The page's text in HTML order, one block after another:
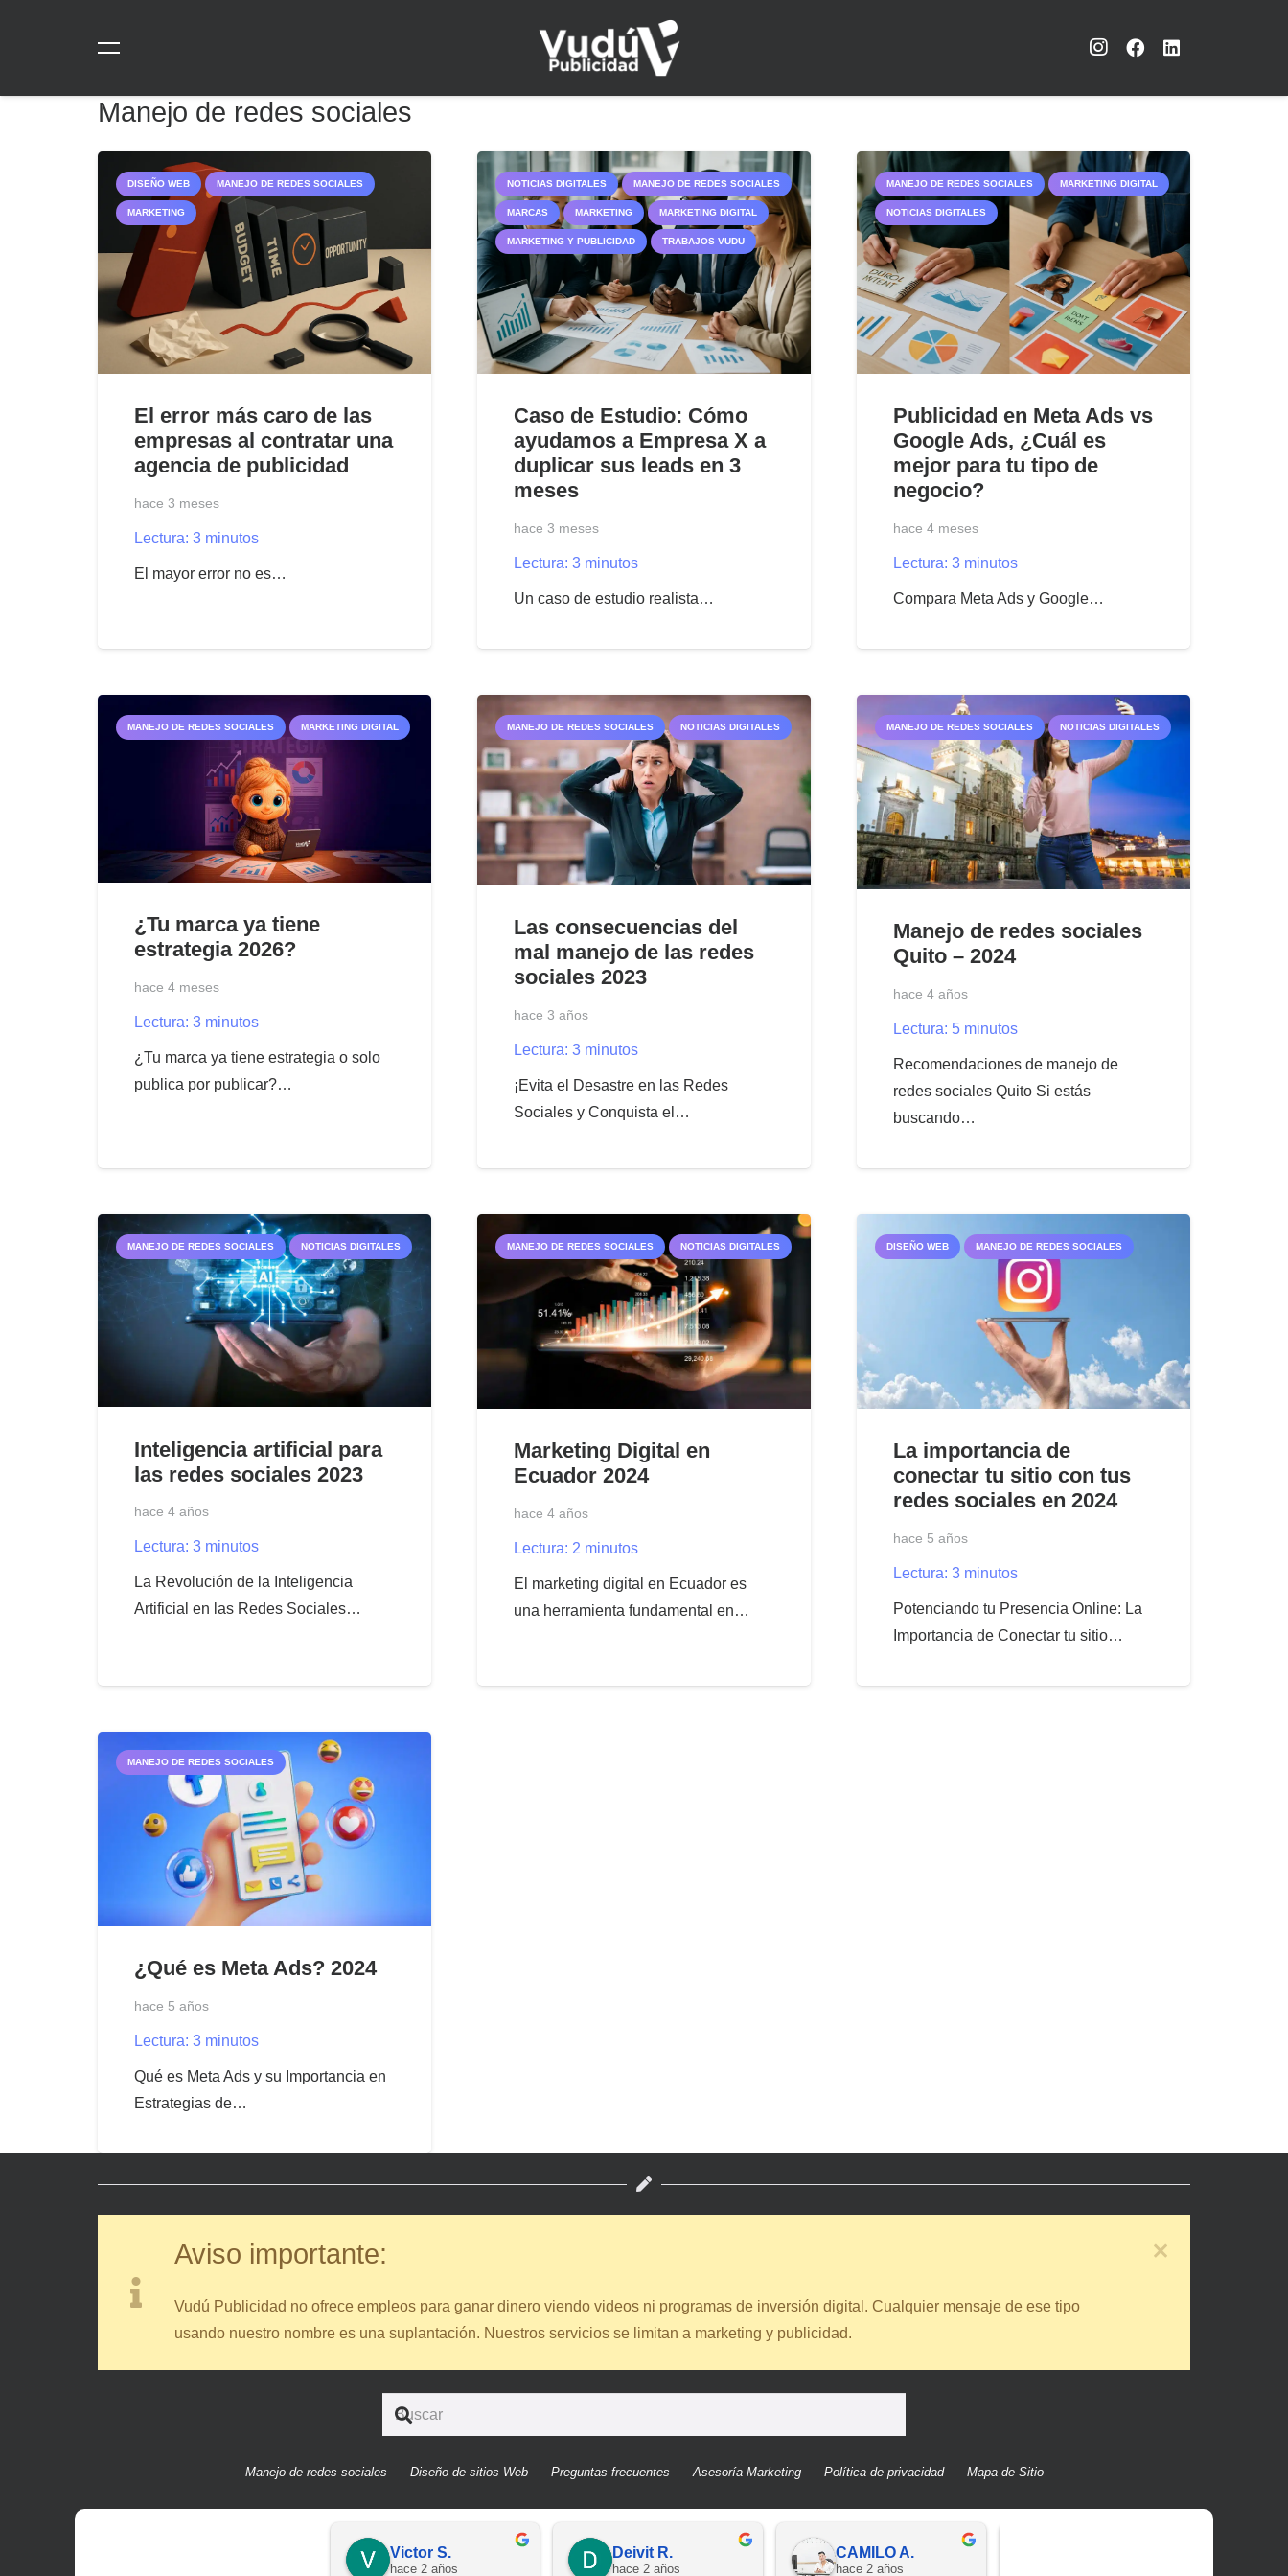
Manejo de redes sociales
DISEÑO WEB MANEJO DE REDES SOCIALES
MARKETING
El error más caro de las
empresas al contratar una
agencia de publicidad
hace 3 meses
Lectura: 3 minutos
El mayor error no es…
NOTICIAS DIGITALES MANEJO DE REDES SOCIALES
MARCAS MARKETING MARKETING DIGITAL
MARKETING Y PUBLICIDAD TRABAJOS VUDU
Caso de Estudio: Cómo
ayudamos a Empresa X a
duplicar sus leads en 3
meses
hace 3 meses
Lectura: 3 minutos
Un caso de estudio realista…
MANEJO DE REDES SOCIALES MARKETING DIGITAL
NOTICIAS DIGITALES
Publicidad en Meta Ads vs
Google Ads, ¿Cuál es
mejor para tu tipo de
negocio?
hace 4 meses
Lectura: 3 minutos
Compara Meta Ads y Google…
MANEJO DE REDES SOCIALES MARKETING DIGITAL
¿Tu marca ya tiene
estrategia 2026?
hace 4 meses
Lectura: 3 minutos
¿Tu marca ya tiene estrategia o solo
publica por publicar?…
MANEJO DE REDES SOCIALES NOTICIAS DIGITALES
Las consecuencias del
mal manejo de las redes
sociales 2023
hace 3 años
Lectura: 3 minutos
¡Evita el Desastre en las Redes
Sociales y Conquista el…
MANEJO DE REDES SOCIALES NOTICIAS DIGITALES
Manejo de redes sociales
Quito – 2024
hace 4 años
Lectura: 5 minutos
Recomendaciones de manejo de
redes sociales Quito Si estás
buscando…
MANEJO DE REDES SOCIALES NOTICIAS DIGITALES
Inteligencia artificial para
las redes sociales 2023
hace 4 años
Lectura: 3 minutos
La Revolución de la Inteligencia
Artificial en las Redes Sociales…
MANEJO DE REDES SOCIALES NOTICIAS DIGITALES
Marketing Digital en
Ecuador 2024
hace 4 años
Lectura: 2 minutos
El marketing digital en Ecuador es
una herramienta fundamental en…
DISEÑO WEB MANEJO DE REDES SOCIALES
La importancia de
conectar tu sitio con tus
redes sociales en 2024
hace 5 años
Lectura: 3 minutos
Potenciando tu Presencia Online: La
Importancia de Conectar tu sitio…
MANEJO DE REDES SOCIALES
¿Qué es Meta Ads? 2024
hace 5 años
Lectura: 3 minutos
Qué es Meta Ads y su Importancia en
Estrategias de…
Aviso importante:
Vudú Publicidad no ofrece empleos para ganar dinero viendo videos ni programas de inversión digital. Cualquier mensaje de ese tipo
usando nuestro nombre es una suplantación. Nuestros servicios se limitan a marketing y publicidad.
Manejo de redes sociales Diseño de sitios Web Preguntas frecuentes Asesoría Marketing Política de privacidad Mapa de Sitio
Victor S.
hace 2 años
Deivit R.
hace 2 años
CAMILO A.
hace 2 años